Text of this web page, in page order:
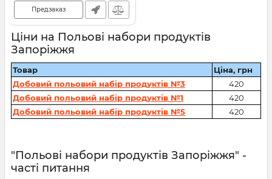
Предзаказ
Ціни на Польові набори продуктів
Запоріжжя
Товар
Ціна, грн
Добовий польовий набір продуктів №3
420
Добовий польовий набір продуктів №1
420
Добовий польовий набір продуктів №5
420
"Польові набори продуктів Запоріжжя" -
часті питання